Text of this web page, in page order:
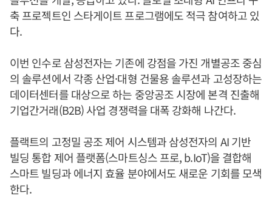
축 프로젝트인 스타게이트 프로그램에도 적극 참여하고 있
다.
이번 인수로 삼성전자는 기존에 강점을 가진 개별공조 중심
의 솔루션에서 각종 산업·대형 건물용 솔루션과 고성장하는
데이터센터를 대상으로 하는 중앙공조 시장에 본격 진출해
기업간거래(B2B) 사업 경쟁력을 대폭 강화해 나간다.
플랙트의 고정밀 공조 제어 시스템과 삼성전자의 AI 기반
빌딩 통합 제어 플랫폼(스마트싱스 프로, b.IoT)을 결합해
스마트 빌딩과 에너지 효율 분야에서도 새로운 기회를 모색
한다.